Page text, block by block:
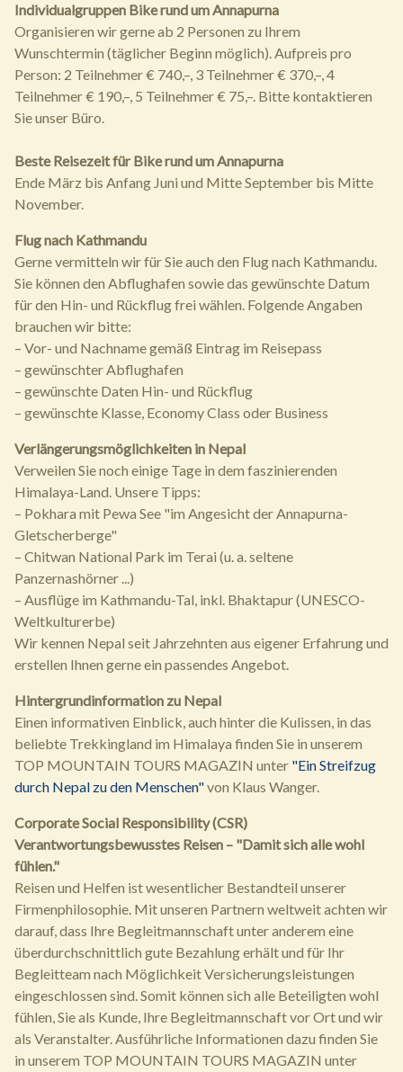
Individualgruppen Bike rund um Annapurna
Organisieren wir gerne ab 2 Personen zu Ihrem
Wunschtermin (täglicher Beginn möglich). Aufpreis pro
Person: 2 Teilnehmer € 740,–, 3 Teilnehmer € 370,–, 4
Teilnehmer € 190,–, 5 Teilnehmer € 75,–. Bitte kontaktieren
Sie unser Büro.
Beste Reisezeit für Bike rund um Annapurna
Ende März bis Anfang Juni und Mitte September bis Mitte
November.
Flug nach Kathmandu
Gerne vermitteln wir für Sie auch den Flug nach Kathmandu.
Sie können den Abflughafen sowie das gewünschte Datum
für den Hin- und Rückflug frei wählen. Folgende Angaben
brauchen wir bitte:
– Vor- und Nachname gemäß Eintrag im Reisepass
– gewünschter Abflughafen
– gewünschte Daten Hin- und Rückflug
– gewünschte Klasse, Economy Class oder Business
Verlängerungsmöglichkeiten in Nepal
Verweilen Sie noch einige Tage in dem faszinierenden
Himalaya-Land. Unsere Tipps:
– Pokhara mit Pewa See "im Angesicht der Annapurna-
Gletscherberge"
– Chitwan National Park im Terai (u. a. seltene
Panzernashörner ...)
– Ausflüge im Kathmandu-Tal, inkl. Bhaktapur (UNESCO-
Weltkulturerbe)
Wir kennen Nepal seit Jahrzehnten aus eigener Erfahrung und
erstellen Ihnen gerne ein passendes Angebot.
Hintergrundinformation zu Nepal
Einen informativen Einblick, auch hinter die Kulissen, in das
beliebte Trekkingland im Himalaya finden Sie in unserem
TOP MOUNTAIN TOURS MAGAZIN unter "Ein Streifzug
durch Nepal zu den Menschen"von Klaus Wanger.
Corporate Social Responsibility (CSR)
Verantwortungsbewusstes Reisen – "Damit sich alle wohl
fühlen."
Reisen und Helfen ist wesentlicher Bestandteil unserer
Firmenphilosophie. Mit unseren Partnern weltweit achten wir
darauf, dass Ihre Begleitmannschaft unter anderem eine
überdurchschnittlich gute Bezahlung erhält und für Ihr
Begleitteam nach Möglichkeit Versicherungsleistungen
eingeschlossen sind. Somit können sich alle Beteiligten wohl
fühlen, Sie als Kunde, Ihre Begleitmannschaft vor Ort und wir
als Veranstalter. Ausführliche Informationen dazu finden Sie
in unserem TOP MOUNTAIN TOURS MAGAZIN unter